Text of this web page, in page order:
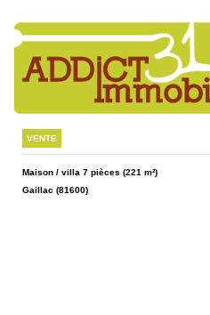
VENTE
Maison / villa 7 pièces (221 m²)
Gaillac (81600)